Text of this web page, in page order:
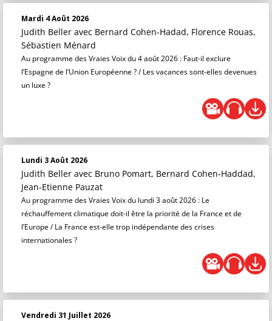
Mardi 4 Août 2026
Judith Beller avec Bernard Cohen-Hadad, Florence Rouas,
Sébastien Ménard
Au programme des Vraies Voix du 4 août 2026 : Faut-il exclure
l’Espagne de l’Union Européenne ? / Les vacances sont-elles devenues
un luxe ?
Lundi 3 Août 2026
Judith Beller avec Bruno Pomart, Bernard Cohen-Haddad,
Jean-Etienne Pauzat
Au programme des Vraies Voix du lundi 3 août 2026 : Le
réchauffement climatique doit-il être la priorité de la France et de
l’Europe / La France est-elle trop indépendante des crises
internationales ?
Vendredi 31 Juillet 2026